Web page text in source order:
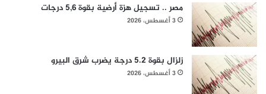
مصر .. تسجيل هزة أرضية بقوة 5,6 درجات
3 أغسطس، 2026
زلزال بقوة 5.2 درجة يضرب شرق البيرو
3 أغسطس، 2026